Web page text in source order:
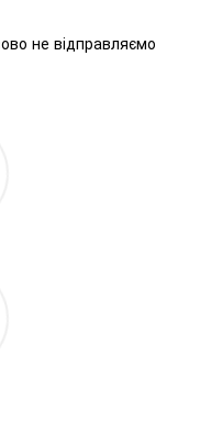
не відправляємо